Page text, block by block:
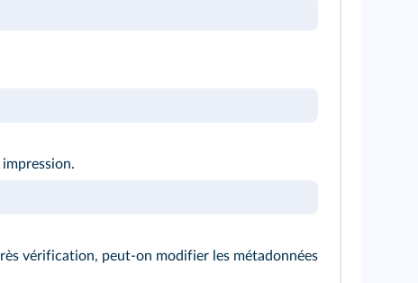
vérification, peut-on modifier les métadonnées